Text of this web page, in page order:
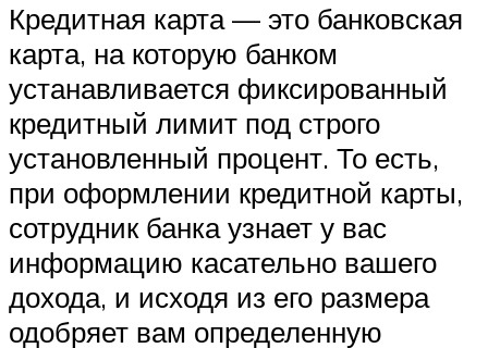
Кредитная карта — это банковская
карта, на которую банком
устанавливается фиксированный
кредитный лимит под строго
установленный процент. То есть,
при оформлении кредитной карты,
сотрудник банка узнает у вас
информацию касательно вашего
дохода, и исходя из его размера
одобряет вам определенную